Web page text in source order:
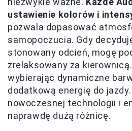
ustawienie kolorów i
pozwala dopasować
samopoczucia. Gdy
stonowany odcień, mogę
zrelaksowany za
wybierając dynamiczne
dodatkową energię do
nowoczesnej technologii i
naprawdę dużą różnicę.